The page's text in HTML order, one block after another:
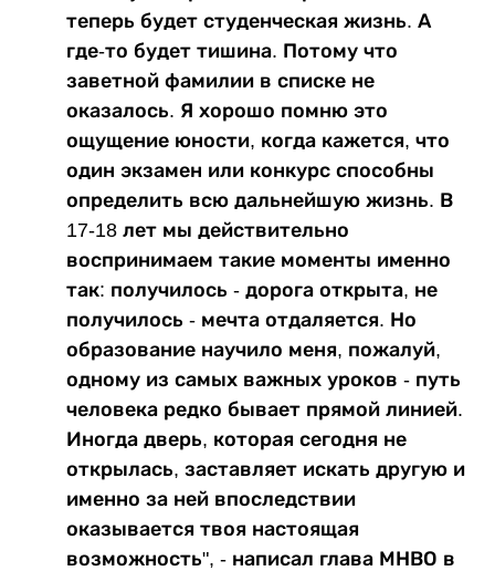
теперь будет студенческая жизнь. А
где-то будет тишина. Потому что
заветной фамилии в списке не
оказалось. Я хорошо помню это
ощущение юности, когда кажется, что
один экзамен или конкурс способны
определить всю дальнейшую жизнь. В
17-18 лет мы действительно
воспринимаем такие моменты именно
так: получилось - дорога открыта, не
получилось - мечта отдаляется. Но
образование научило меня, пожалуй,
одному из самых важных уроков - путь
человека редко бывает прямой линией.
Иногда дверь, которая сегодня не
открылась, заставляет искать другую и
именно за ней впоследствии
оказывается твоя настоящая
возможность", - написал глава МНВО в